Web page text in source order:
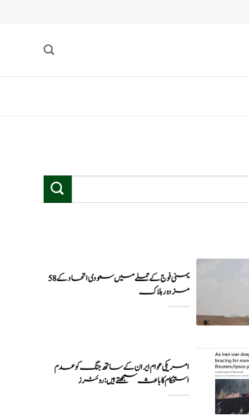
یمنی فوج کے حملے میں سعودی اتحاد کے 58
مزدور ہلاک
امریکی عوام ایران کے ساتھ جنگ کو عدم